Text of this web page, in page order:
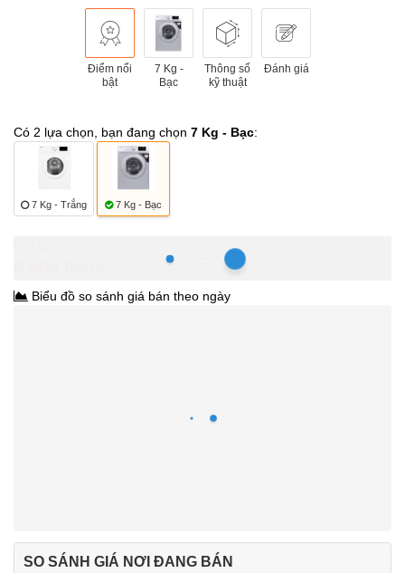
Điểm nổi
bật
7 Kg -
Bạc
Thông số
kỹ thuật
Đánh giá
Có 2 lựa chọn, bạn đang chọn 7 Kg - Bạc:
7 Kg - Trắng 7 Kg - Bạc
Biểu đồ so sánh giá bán theo ngày
SO SÁNH GIÁ NƠI ĐANG BÁN